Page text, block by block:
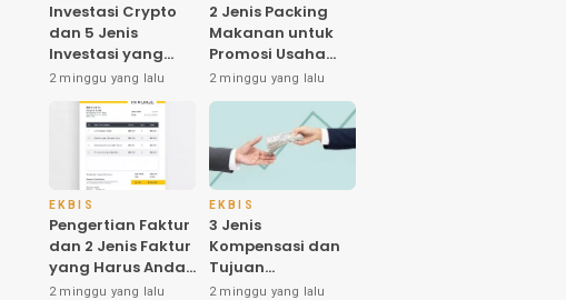
Investasi Crypto
dan 5 Jenis
Investasi yang
Banyak Diminati
oleh Investornya
di Indonesia
2 minggu yang lalu
2 Jenis Packing
Makanan untuk
Promosi Usaha
dan Higienitas
Produk
2 minggu yang lalu
EKBIS
Pengertian Faktur
dan 2 Jenis Faktur
yang Harus Anda
Ketahui
2 minggu yang lalu
EKBIS
3 Jenis
Kompensasi dan
Tujuan
Pemberiannya
2 minggu yang lalu